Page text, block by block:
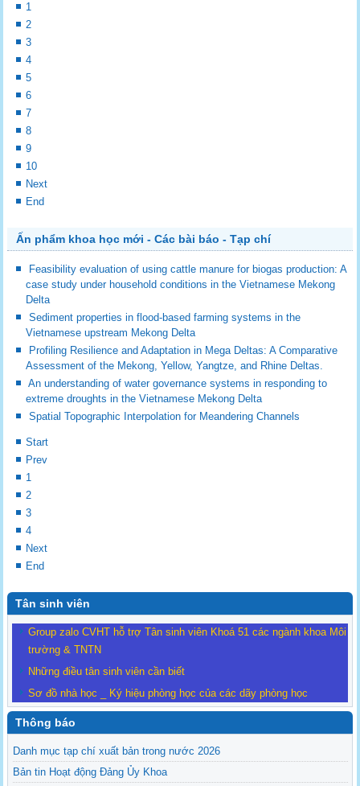
1
2
3
4
5
6
7
8
9
10
Next
End
Ấn phẩm khoa học mới - Các bài báo - Tạp chí
Feasibility evaluation of using cattle manure for biogas production: A
case study under household conditions in the Vietnamese Mekong
Delta
Sediment properties in flood-based farming systems in the
Vietnamese upstream Mekong Delta
Profiling Resilience and Adaptation in Mega Deltas: A Comparative
Assessment of the Mekong, Yellow, Yangtze, and Rhine Deltas.
An understanding of water governance systems in responding to
extreme droughts in the Vietnamese Mekong Delta
Spatial Topographic Interpolation for Meandering Channels
Start
Prev
1
2
3
4
Next
End
Tân sinh viên
Group zalo CVHT hỗ trợ Tân sinh viên Khoá 51 các ngành khoa Môi
trường & TNTN
Những điều tân sinh viên cần biết
Sơ đồ nhà học _ Ký hiệu phòng học của các dãy phòng học
Thông báo
Danh mục tạp chí xuất bản trong nước 2026
Bản tin Hoạt động Đảng Ủy Khoa